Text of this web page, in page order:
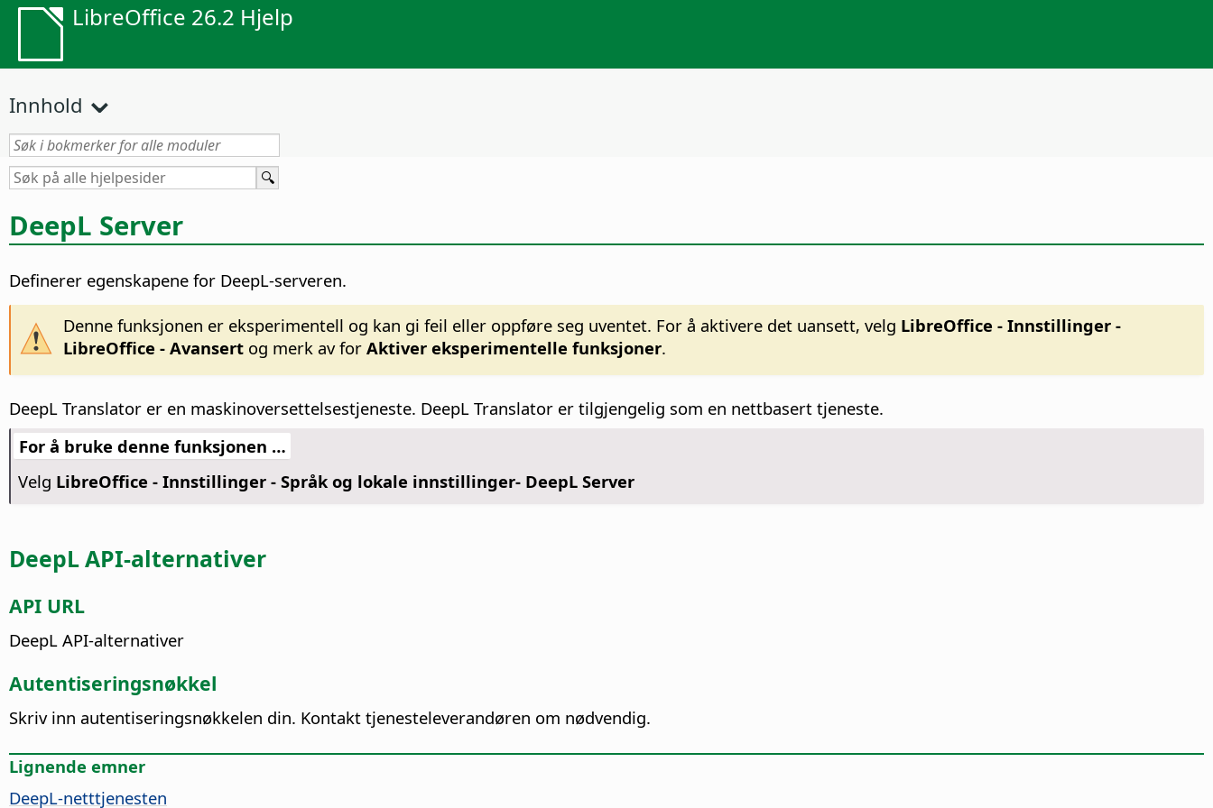
LibreOffice 26.2 Hjelp
Innhold
DeepL Server
Definerer egenskapene for DeepL-serveren.
Denne funksjonen er eksperimentell og kan gi feil eller oppføre seg uventet. For å aktivere det uansett, velg LibreOffice - Innstillinger-
LibreOffice - Avansertog merk av for Aktiver eksperimentelle funksjoner.
DeepL Translator er en maskinoversettelsestjeneste. DeepL Translator er tilgjengelig som en nettbasert tjeneste.
For å bruke denne funksjonen …
Velg LibreOffice - Innstillinger- Språk og lokale innstillinger- DeepL Server
DeepL API-alternativer
API URL
DeepL API-alternativer
Autentiseringsnøkkel
Skriv inn autentiseringsnøkkelen din. Kontakt tjenesteleverandøren om nødvendig.
Lignende emner
DeepL-netttjenesten